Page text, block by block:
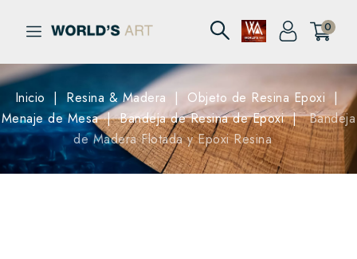
0
Inicio Resina & Madera
Objeto de Resina Epoxi
Menaje de Mesa
Bandeja de Resina de Epoxi
Bandeja
de Madera Flotada y Epoxi Resina